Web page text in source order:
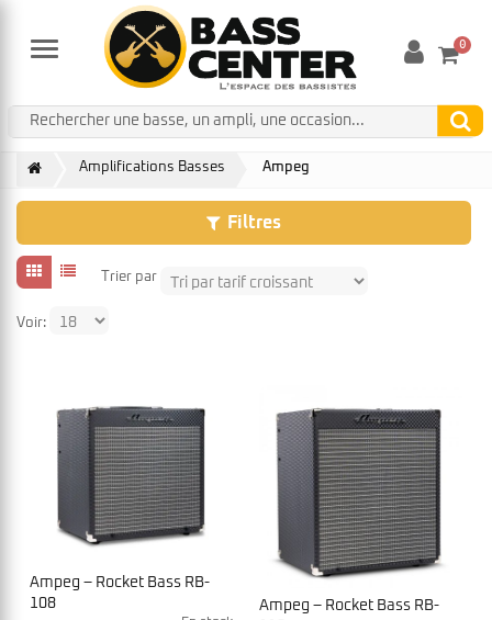
Menu 0
Amplifications Basses Ampeg
Filtres
Trier par
Voir:
Ampeg – Rocket Bass RB-
108
Ampeg – Rocket Bass RB-